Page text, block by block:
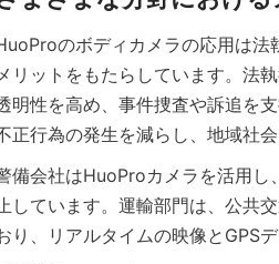
のボディカメラの応用は法
リットをもたらしています。法
明性を高め、事件捜査や訴追を
備会社はHuoProカメラを活用し
しています。運輸部門は、公共